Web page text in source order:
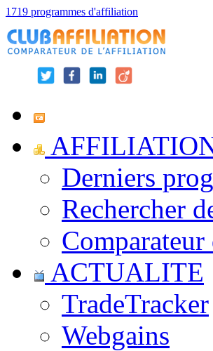
1719 programmes d'affiliation
Derniers
Rechercher
ACTUALITE
TradeTracker
Webgains